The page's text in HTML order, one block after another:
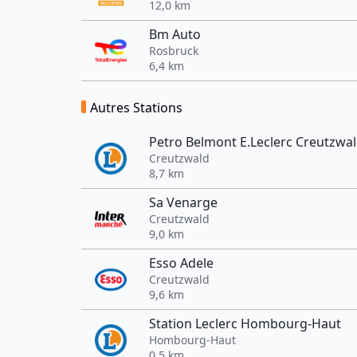
12,0 km
Bm Auto
Rosbruck
6,4 km
Autres Stations
Petro Belmont E.Leclerc
Creutzwald
8,7 km
Sa Venarge
Creutzwald
9,0 km
Esso Adele
Creutzwald
9,6 km
Station Leclerc Hombourg-Haut
Hombourg-Haut